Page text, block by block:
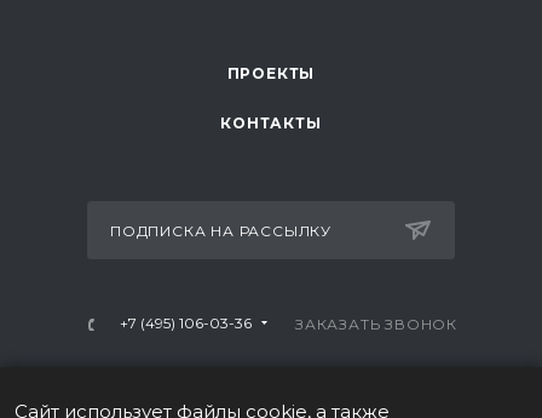
ПРОЕКТЫ
КОНТАКТЫ
ПОДПИСКА НА РАССЫЛКУ
+7 (495) 106-03-36 ЗАКАЗАТЬ ЗВОНОК
Сайт использует файлы cookie, а также